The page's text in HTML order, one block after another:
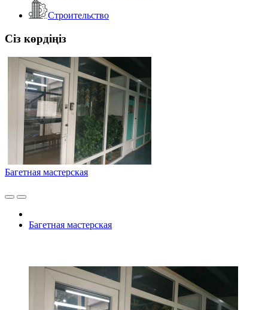
Строительство
Сіз көрдіңіз
Багетная мастерская
Багетная мастерская